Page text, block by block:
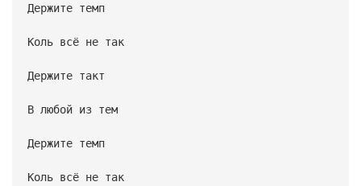
Держите темп
Коль всё не так
Держите такт
В любой из тем
Держите темп
Коль всё не так